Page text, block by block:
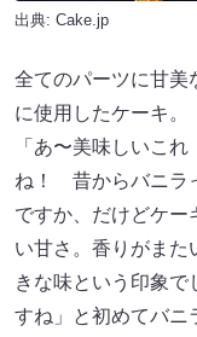
出典: Cake.jp
全てのパーツに甘美
に使用したケーキ。
「あ〜美味しいこ
ね！ 昔からバニラ
ですか、だけどケー
い甘さ。香りがま
きな味という印象で
すね」と初めてバニ